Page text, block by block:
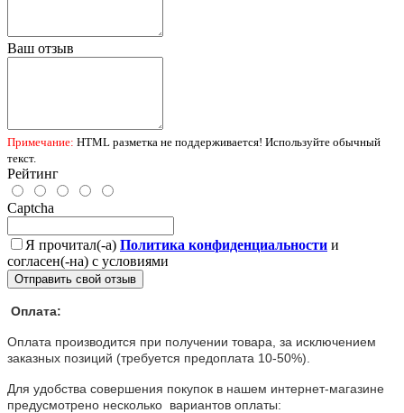
Ваш отзыв
Примечание: HTML разметка не поддерживается! Используйте обычный
текст.
Рейтинг
Captcha
Я прочитал(-а) Политика конфиденциальности и
согласен(-на) с условиями
Отправить свой отзыв
Оплата:
Оплата производится при получении товара, за исключением
заказных позиций (требуется предоплата 10-50%).
Для удобства совершения покупок в нашем интернет-магазине
предусмотрено несколько вариантов оплаты: